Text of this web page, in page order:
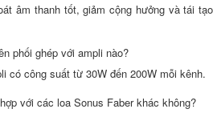
âm thanh tốt, giảm cộng hưởng và tái tạo
phối ghép với ampli nào?
có công suất từ 30W đến 200W mỗi kênh.
với các loa Sonus Faber khác không?